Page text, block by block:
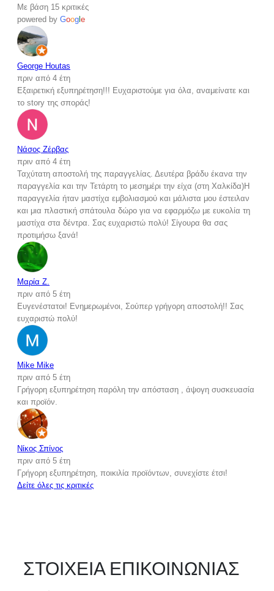
Με βάση 15 κριτικές
powered by Google
George Houtas
πριν από 4 έτη
Εξαιρετική εξυπηρέτηση!!! Ευχαριστούμε για όλα, αναμείνατε και
το story της σποράς!
Νάσος Ζέρβας
πριν από 4 έτη
Ταχύτατη αποστολή της παραγγελίας. Δευτέρα βράδυ έκανα την
παραγγελία και την Τετάρτη το μεσημέρι την είχα (στη Χαλκίδα)Η
παραγγελία ήταν μαστίχα εμβολιασμού και μάλιστα μου έστειλαν
και μια πλαστική σπάτουλα δώρο για να εφαρμόζω με ευκολία τη
μαστίχα στα δέντρα. Σας ευχαριστώ πολύ! Σίγουρα θα σας
προτιμήσω ξανά!
Μαρία Ζ.
πριν από 5 έτη
Ευγενέστατοι! Ενημερωμένοι, Σούπερ γρήγορη αποστολή!! Σας
ευχαριστώ πολύ!
Mike Mike
πριν από 5 έτη
Γρήγορη εξυπηρέτηση παρόλη την απόσταση , άψογη συσκευασία
και προϊόν.
Νίκος Σπίνος
πριν από 5 έτη
Γρήγορη εξυπηρέτηση, ποικιλία προϊόντων, συνεχίστε έτσι!
Δείτε όλες τις κριτικές
ΣΤΟΙΧΕΙΑ ΕΠΙΚΟΙΝΩΝΙΑΣ